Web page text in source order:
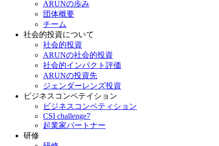
ARUNの歩み
団体概要
チーム
社会的投資について
社会的投資
ARUNの社会的投資
社会的インパクト評価
ARUNの投資先
ジェンダーレンズ投資
ビジネスコンペテイション
ビジネスコンペティション
CSI challenge7
起業家パートナー
研修